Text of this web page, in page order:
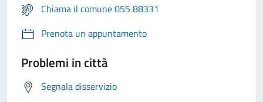
Chiama il comune 055 88331
Prenota un appuntamento
Problemi in città
Segnala disservizio